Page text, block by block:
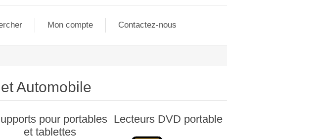
Mon compte Contactez-nous
Automobile
pour portables
et tablettes
Lecteurs DVD portable